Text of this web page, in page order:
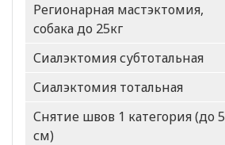
Регионарная мастэктомия,
собака до 25кг
Сиалэктомия субтотальная
Сиалэктомия тотальная
Снятие швов 1 категория (до 5
см)